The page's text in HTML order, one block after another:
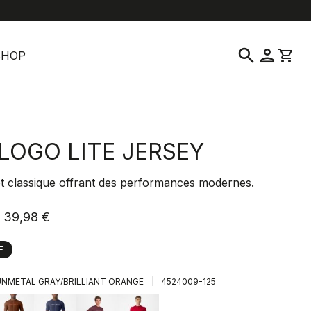
search person shopping_cart
LITE JERSEY
classique offrant des performances modernes.
39,98 €
GRAY/BRILLIANT ORANGE 4524009-125